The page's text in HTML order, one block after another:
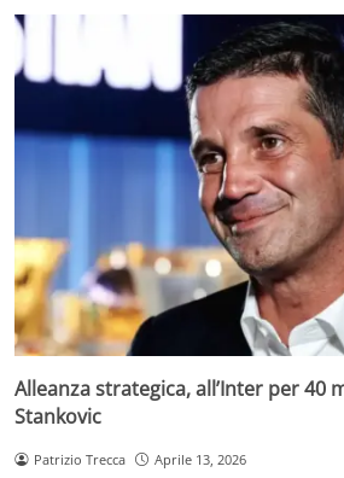
Alleanza strategica, all’Inter per 40
Stankovic
Patrizio Trecca Aprile 13, 2026